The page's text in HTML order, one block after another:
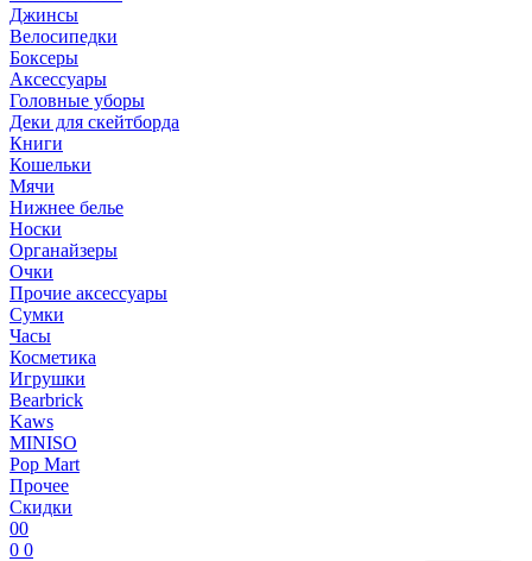
Джинсы
Велосипедки
Боксеры
Аксессуары
Головные уборы
Деки для скейтборда
Книги
Кошельки
Мячи
Нижнее белье
Носки
Органайзеры
Очки
Прочие аксессуары
Сумки
Часы
Косметика
Игрушки
Bearbrick
Kaws
MINISO
Pop Mart
Прочее
Скидки
00
0 0